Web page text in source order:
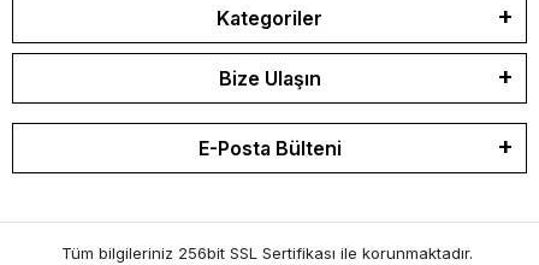
Kategoriler
Bize Ulaşın
E-Posta Bülteni
Tüm bilgileriniz 256bit SSL Sertifikası ile korunmaktadır.